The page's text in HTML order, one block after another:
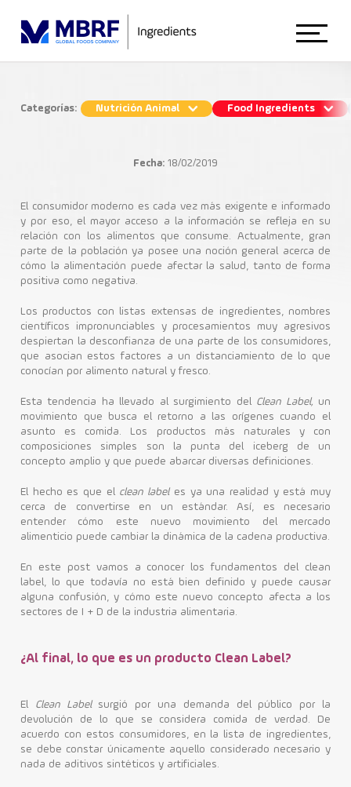
Animal Nutrition
Food Ingredients
Blog
llamada Clean Label
Institucional
Gestión Industria Alimenticia
Categorías: Nutrición Animal Food Ingredients
Fecha: 18/02/2019
El consumidor moderno es cada vez más exigente e informado
y por eso, el mayor acceso a la información se refleja en su
relación con los alimentos que consume. Actualmente, gran
parte de la población ya posee una noción general acerca de
cómo la alimentación puede afectar la salud, tanto de forma
positiva como negativa.
Los productos con listas extensas de ingredientes, nombres
científicos impronunciables y procesamientos muy agresivos
despiertan la desconfianza de una parte de los consumidores,
que asocian estos factores a un distanciamiento de lo que
conocían por alimento natural y fresco.
Esta tendencia ha llevado al surgimiento del Clean Label, un
movimiento que busca el retorno a las orígenes cuando el
asunto es comida. Los productos más naturales y con
composiciones simples son la punta del iceberg de un
concepto amplio y que puede abarcar diversas definiciones.
El hecho es que el clean labeles ya una realidad y está muy
cerca de convertirse en un estándar. Así, es necesario
entender cómo este nuevo movimiento del mercado
alimenticio puede cambiar la dinámica de la cadena productiva.
En este post vamos a conocer los fundamentos del clean
label, lo que todavía no está bien definido y puede causar
alguna confusión, y cómo este nuevo concepto afecta a los
sectores de I + D de la industria alimentaria.
¿Al final, lo que es un producto Clean Label?
El Clean Labelsurgió por una demanda del público por la
devolución de lo que se considera comida de verdad. De
acuerdo con estos consumidores, en la lista de ingredientes,
se debe constar únicamente aquello considerado necesario y
nada de aditivos sintéticos y artificiales.